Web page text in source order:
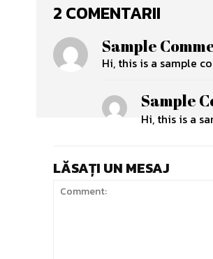
2 COMENTARII
Sample
Hi, this is a sample
Sample
Hi, this is a
LĂSAȚI UN MESAJ